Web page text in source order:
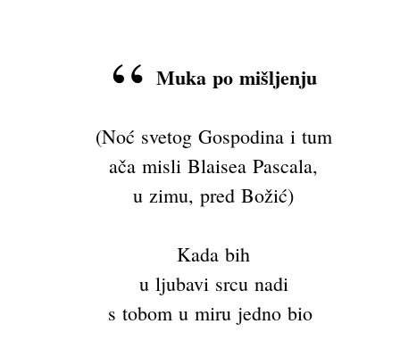
Muka po mišljenju
(Noć svetog Gospodina i tum
ača misli Blaisea Pascala,
u zimu, pred Božić)
Kada bih
u ljubavi srcu nadi
s tobom u miru jedno bio